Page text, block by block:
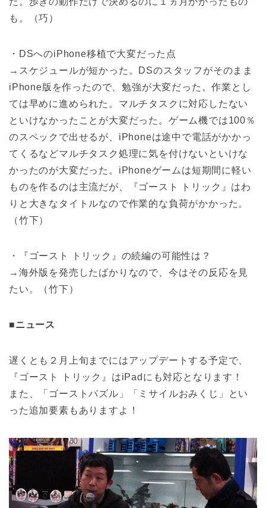
も。（巧）
・DSへのiPhone移植で大変だった点
→スケジュールが短かった。DSのスタッフがそのまま
iPhone版を作ったので、勉強が大変だった。作業とし
ては早めに進められた。マルチタスクに対応したない
といけなかったことが大変だった。ゲーム機では100％
のスペックで出せるが、iPhoneは途中で電話がかかっ
てくるなどマルチタスク処理に気を付けないといけな
かったのが大変だった。iPhoneゲームは短期間に軽い
ものを作るのは主流だが、『ゴースト トリック』はわ
りと大きなタイトルなので作業的な負荷がかかった。
（竹下）
・『ゴースト トリック』の続編の可能性は？
→海外版を発売したばかりなので、今はその反応を見
たい。（竹下）
■ニュース
遅くとも２月上旬までにはアップデートする予定で、
『ゴースト トリック』はiPadにも対応となります！
また、「ゴーストパズル」「ミサイルおみくじ」とい
った追加要素もありますよ！